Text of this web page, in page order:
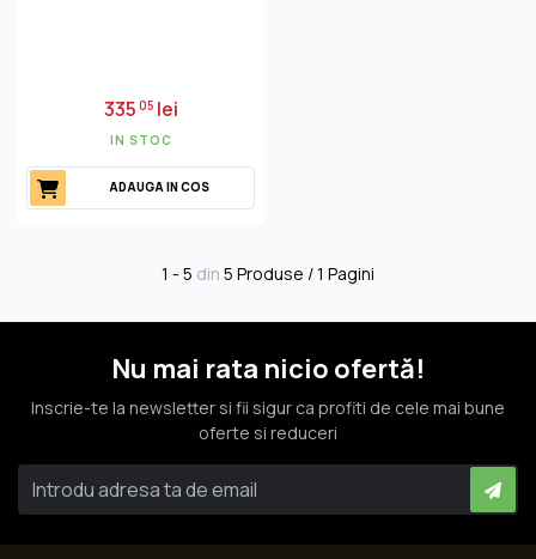
33505lei
IN STOC
ADAUGA IN COS
1 - 5 din 5 Produse / 1 Pagini
Nu mai rata nicio ofertă!
Inscrie-te la newsletter si fii sigur ca profiti de cele mai bune
oferte si reduceri